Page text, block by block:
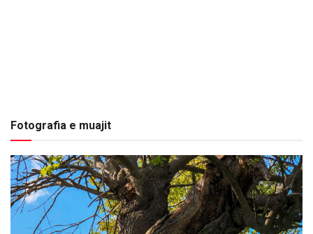
Fotografia e muajit